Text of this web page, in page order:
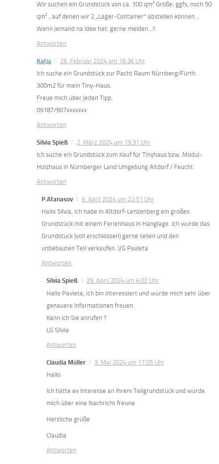
Wir suchen ein Grundstück von ca. 100 qm² Größe; ggfs, noch 50
qm² , auf denen wir 2 „Lager-Container“ abstellen können…
Wenn jemand na Idee hat: gerne melden…!!
Antworten
Katja
26. Februar 2024 um 18:36 Uhr
Ich suche ein Grundstück zur Pacht Raum Nürnberg/Fürth.
300m2 für mein Tiny-Haus.
Freue mich über jeden Tipp.
09187/907xxxxxxx
Antworten
Silvia Spieß
2. März 2024 um 19:31 Uhr
Ich suche ein Grundstück zum Kauf für Tinyhaus bzw. Modul-
Holzhaus in Nürnberger Land Umgebung Altdorf / Feucht
Antworten
P.Atanasov
6. April 2024 um 22:51 Uhr
Hallo Silvia, ich habe in Altdorf-Lenzenberg ein großes
Grundstück mit einem Ferienhaus in Hanglage. Ich wurde das
Grundstuck (voll erschlossen) gerne teilen und den
unbebauten Teil verkaufen. VG Pavleta
Antworten
Silvia Spieß
29. April 2024 um 6:02 Uhr
Hallo Pavleta, ich bin interessiert und würde mich sehr über
genauere Informationen freuen.
Kann ich Sie anrufen ?
LG Silvia
Antworten
Claudia Müller
3. Mai 2024 um 17:05 Uhr
Hallo
Ich hätte ev Interesse an Ihrem Teilgrundstück und würde
mich über eine Nachricht freune
Herzliche grüße
Claudia
Antworten